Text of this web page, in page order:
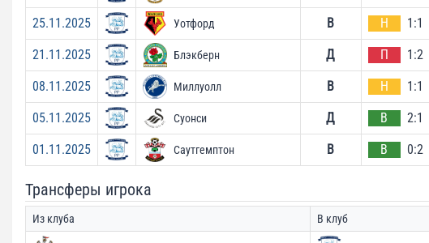
25.11.2025 Уотфорд В Н 1:1
21.11.2025 Блэкберн Д П 1:2
08.11.2025 Миллуолл В Н 1:1
05.11.2025 Суонси Д В 2:1
01.11.2025 Саутгемптон В В 0:2
Трансферы игрока
Из клуба В клуб